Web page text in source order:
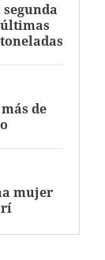
últimas
de
mujer